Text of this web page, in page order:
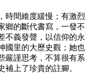
時間維度緩慢；有激烈
鄉的斷代書寫，一發不
不義發聲，以信仰的永
里的大歷史觀；她也
嚴謹思考，不算很有系
上了珍貴的註腳。